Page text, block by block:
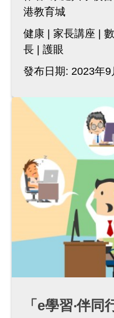
港教育城
健康
家長講座
長
護眼
發布日期: 2023年9
「e學習‧伴